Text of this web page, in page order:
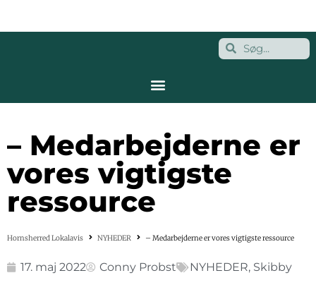
– Medarbejderne er
vores vigtigste
ressource
Hornsherred Lokalavis NYHEDER – Medarbejderne er vores vigtigste ressource
17. maj 2022 Conny Probst NYHEDER, Skibby